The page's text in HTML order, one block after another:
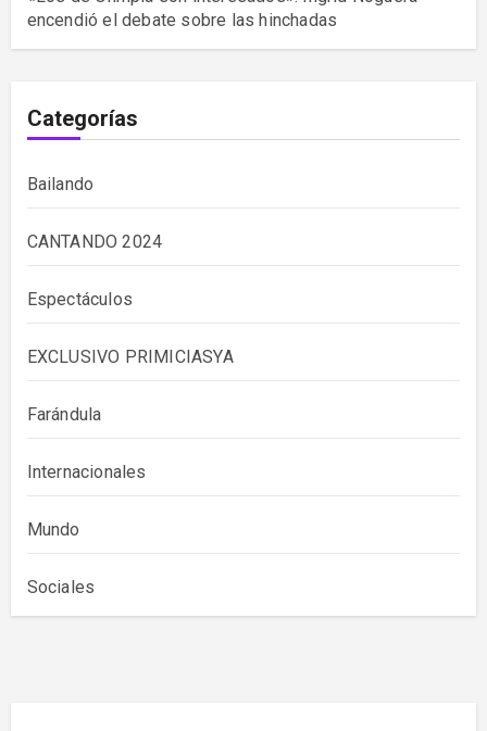
encendió el debate sobre las hinchadas
Categorías
Bailando
CANTANDO 2024
Espectáculos
EXCLUSIVO PRIMICIASYA
Farándula
Internacionales
Mundo
Sociales